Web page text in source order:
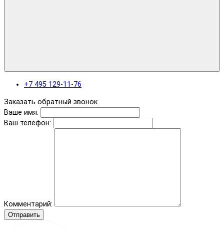
+7 495 129-11-76
Заказать обратный звонок
Ваше имя:
Ваш телефон:
Комментарий:
Отправить